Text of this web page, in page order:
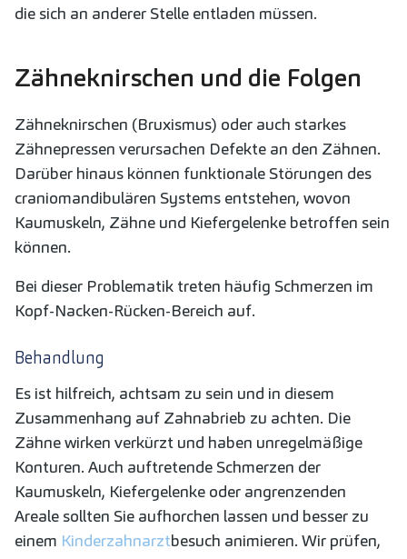
die sich an anderer Stelle entladen müssen.
Zähneknirschen und die Folgen
Zähneknirschen (Bruxismus) oder auch starkes
Zähnepressen verursachen Defekte an den Zähnen.
Darüber hinaus können funktionale Störungen des
craniomandibulären Systems entstehen, wovon
Kaumuskeln, Zähne und Kiefergelenke betroffen sein
können.
Bei dieser Problematik treten häufig Schmerzen im
Kopf-Nacken-Rücken-Bereich auf.
Behandlung
Es ist hilfreich, achtsam zu sein und in diesem
Zusammenhang auf Zahnabrieb zu achten. Die
Zähne wirken verkürzt und haben unregelmäßige
Konturen. Auch auftretende Schmerzen der
Kaumuskeln, Kiefergelenke oder angrenzenden
Areale sollten Sie aufhorchen lassen und besser zu
einem Kinderzahnarztbesuch animieren. Wir prüfen,